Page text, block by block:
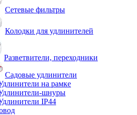
Сетевые фильтры
Колодки для удлинителей
Разветвители, переходники
Садовые удлинители
на рамке
шнуры
IP44